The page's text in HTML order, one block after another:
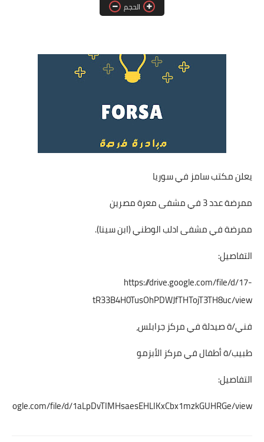
فرص عمل في العراق
فرص عمل في السودان
الحجم
يعلن مكتب سامز في سوريا
ممرضة عدد 3 في مشفى معرة مصرين
ممرضة في مشفى ادلب الوطني (ابن سينا).
التفاصيل:
https://drive.google.com/file/d/17-
tR33B4H0TusOhPDWJfTHTojT3TH8uc/view
فني/ة صيدلة في مركز جرابلس،
طبيب/ة أطفال في مركز الأبزمو
التفاصيل:
file/d/1aLpDvTIMHsaesEHLIKxCbx1mzkGUHRGe/view